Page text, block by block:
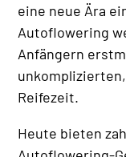
eine neue Ära
Autoflowering
Anfängern
Reifezeit.
Heute bieten